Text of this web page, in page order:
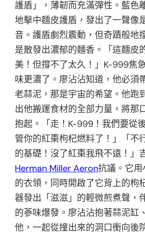
護盾」，薄韌而充滿彈性。藍色
地擊中麵皮護盾，發出了一聲像
音。護盾劇烈震動，但奇蹟般地
是散發出濃郁的麵香。「這麵皮
美！但撐不了太久！」K-999焦
味更濃了。廖沾沾知道，他必須
老蒜泥，那是宇宙的希望。他跑
出他搬運食材的全部力量，將那
抱起。「走！K-999！我們要從
管你的紅棗枸杞燃料了！」「不
的基礎！沒了紅棗我飛不遠！」
Herman Miller Aeron抗議。它
的衣領，同時開啟了它背上的枸
器發出「滋滋」的輕微煎煮聲，
的蔘味爆發。廖沾沾抱著蒜泥缸
他，一起從撞出來的洞口衝向後